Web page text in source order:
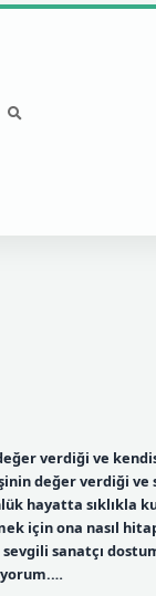
verdiği ve
değer verdiği
hayatta sıklıkla
için ona nasıl
sanatçı